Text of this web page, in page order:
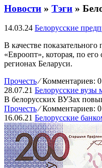
Новости » Тэги »
14.03.24 Белорусские
В качестве показательного
«Евроопт», которая, по
регионах Беларуси.
Прочесть ⁄Комментариев: 0
28.07.21 Белорусские вузы
В белорусских ВУЗах
Прочесть ⁄Комментариев: 0
16.06.21 Белорусские